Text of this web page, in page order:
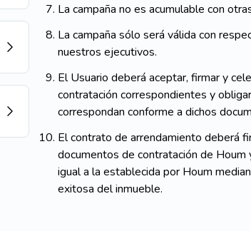
La campaña no es acumulable con
La campaña sólo será válida con
nuestros ejecutivos.
El Usuario deberá aceptar, firmar y
contratación correspondientes y
correspondan conforme a dichos
El contrato de arrendamiento deberá
documentos de contratación de Houm
igual a la establecida por Houm
exitosa del inmueble.